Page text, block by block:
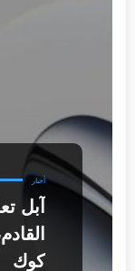
أخبار
آبل
كوك